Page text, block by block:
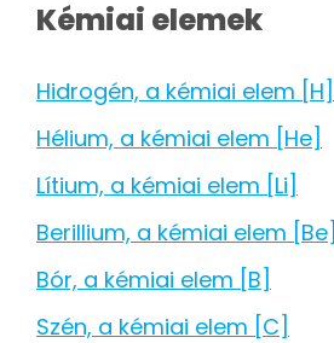
Kémiai elemek
Hidrogén, a kémiai elem [H]
Hélium, a kémiai elem [He]
Lítium, a kémiai elem [Li]
Berillium, a kémiai elem [Be]
Bór, a kémiai elem [B]
Szén, a kémiai elem [C]